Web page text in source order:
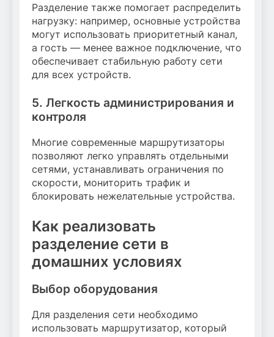
Разделение также помогает распределить
нагрузку: например, основные устройства
могут использовать приоритетный канал,
а гость — менее важное подключение, что
обеспечивает стабильную работу сети
для всех устройств.
5. Легкость администрирования и
контроля
Многие современные маршрутизаторы
позволяют легко управлять отдельными
сетями, устанавливать ограничения по
скорости, мониторить трафик и
блокировать нежелательные устройства.
Как реализовать
разделение сети в
домашних условиях
Выбор оборудования
Для разделения сети необходимо
использовать маршрутизатор, который